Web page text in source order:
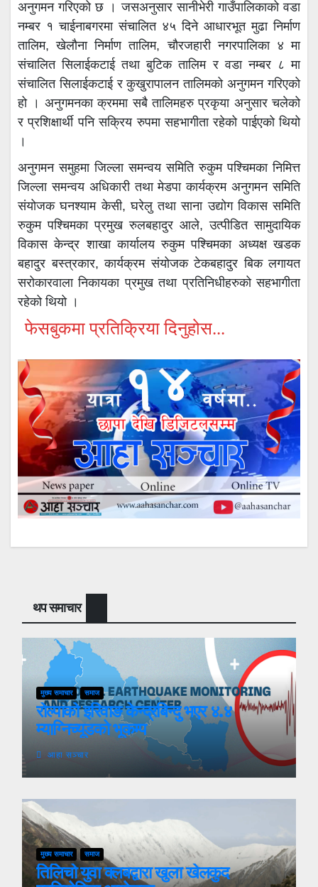
अनुगमन गरिएको छ । जसअनुसार सानीभेरी गाउँपालिकाको वडा
नम्बर १ चाईनाबगरमा संचालित ४५ दिने आधारभूत मुढा निर्माण
तालिम, खेलौना निर्माण तालिम, चौरजहारी नगरपालिका ४ मा
संचालित सिलाईकटाई तथा बुटिक तालिम र वडा नम्बर ८ मा
संचालित सिलाईकटाई र कुखुरापालन तालिमको अनुगमन गरिएको
हो । अनुगमनका क्रममा सबै तालिमहरु प्रकृया अनुसार चलेको
र प्रशिक्षार्थी पनि सक्रिय रुपमा सहभागीता रहेको पाईएको थियो
।
अनुगमन समुहमा जिल्ला समन्वय समिति रुकुम पश्चिमका निमित्त
जिल्ला समन्वय अधिकारी तथा मेडपा कार्यक्रम अनुगमन समिति
संयोजक घनश्याम केसी, घरेलु तथा साना उद्योग विकास समिति
रुकुम पश्चिमका प्रमुख रुलबहादुर आले, उत्पीडित सामुदायिक
विकास केन्द्र शाखा कार्यालय रुकुम पश्चिमका अध्यक्ष खडक
बहादुर बस्त्रकार, कार्यक्रम संयोजक टेकबहादुर बिक लगायत
सरोकारवाला निकायका प्रमुख तथा प्रतिनिधीहरुको सहभागीता
रहेको थियो ।
फेसबुकमा प्रतिक्रिया दिनुहोस...
थप समाचार
मुख्य समाचार समाज
रोल्पाको इरिवाङ केन्द्रबिन्दु भएर ४.४
म्याग्निच्यूडको भूकम्प
आहा सञ्चार
मुख्य समाचार समाज
तिलिचो युवा क्लबद्वारा खुला खेलकुद